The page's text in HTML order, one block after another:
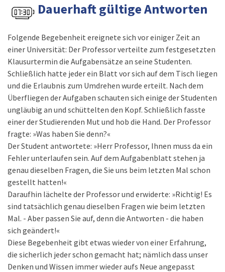
Dauerhaft gültige Antworten
Folgende Begebenheit ereignete sich vor einiger Zeit an
einer Universität: Der Professor verteilte zum festgesetzten
Klausurtermin die Aufgabensätze an seine Studenten.
Schließlich hatte jeder ein Blatt vor sich auf dem Tisch liegen
und die Erlaubnis zum Umdrehen wurde erteilt. Nach dem
Überfliegen der Aufgaben schauten sich einige der Studenten
ungläubig an und schüttelten den Kopf. Schließlich fasste
einer der Studierenden Mut und hob die Hand. Der Professor
fragte: »Was haben Sie denn?«
Der Student antwortete: »Herr Professor, Ihnen muss da ein
Fehler unterlaufen sein. Auf dem Aufgabenblatt stehen ja
genau dieselben Fragen, die Sie uns beim letzten Mal schon
gestellt hatten!«
Daraufhin lächelte der Professor und erwiderte: »Richtig! Es
sind tatsächlich genau dieselben Fragen wie beim letzten
Mal. - Aber passen Sie auf, denn die Antworten - die haben
sich geändert!«
Diese Begebenheit gibt etwas wieder von einer Erfahrung,
die sicherlich jeder schon gemacht hat; nämlich dass unser
Denken und Wissen immer wieder aufs Neue angepasst